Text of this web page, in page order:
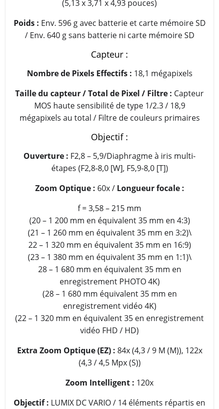
(5,13 x 3,71 x 4,93 pouces)
Poids : Env. 596 g avec batterie et carte mémoire SD
/ Env. 640 g sans batterie ni carte mémoire SD
Capteur :
Nombre de Pixels Effectifs : 18,1 mégapixels
Taille du capteur / Total de Pixel / Filtre : Capteur
MOS haute sensibilité de type 1/2.3 / 18,9
mégapixels au total / Filtre de couleurs primaires
Objectif :
Ouverture : F2,8 – 5,9/Diaphragme à iris multi-
étapes (F2,8-8,0 [W], F5,9-8,0 [T])
Zoom Optique : 60x / Longueur focale :
f = 3,58 – 215 mm
(20 – 1 200 mm en équivalent 35 mm en 4:3)
(21 – 1 260 mm en équivalent 35 mm en 3:2)\
22 – 1 320 mm en équivalent 35 mm en 16:9)
(23 – 1 380 mm en équivalent 35 mm en 1:1)\
28 – 1 680 mm en équivalent 35 mm en
enregistrement PHOTO 4K)
(28 – 1 680 mm équivalent 35 mm en
enregistrement vidéo 4K)
(22 – 1 320 mm en équivalent 35 en enregistrement
vidéo FHD / HD)
Extra Zoom Optique (EZ) : 84x (4,3 / 9 M (M)), 122x
(4,3 / 4,5 Mpx (S))
Zoom Intelligent : 120x
Objectif : LUMIX DC VARIO / 14 éléments répartis en